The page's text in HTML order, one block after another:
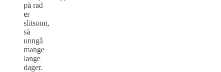
på rad
er
slitsomt,
så
unngå
mange
lange
dager.